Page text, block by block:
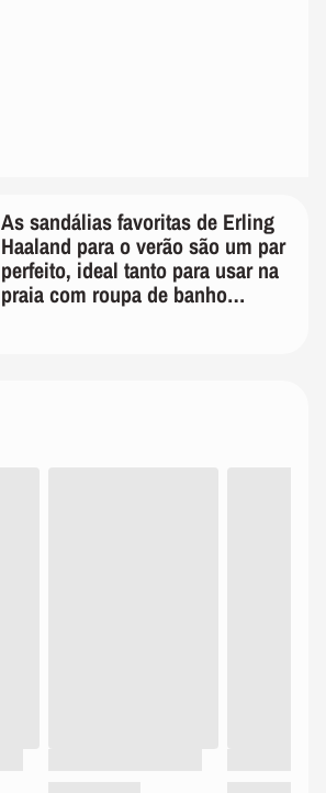
As sandálias favoritas de Erling
Haaland para o verão são um par
perfeito, ideal tanto para usar na
praia com roupa de banho